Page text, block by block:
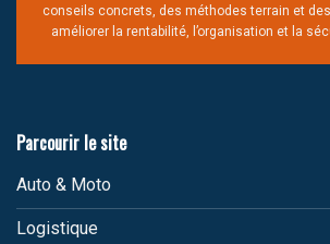
conseils concrets, des méthodes terrain et
améliorer la rentabilité, l’organisation et la
Parcourir le site
Auto & Moto
Logistique